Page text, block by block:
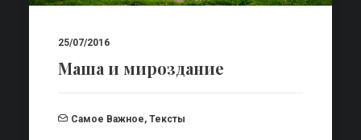
25/07/2016
Маша и мироздание
Самое Важное, Тексты